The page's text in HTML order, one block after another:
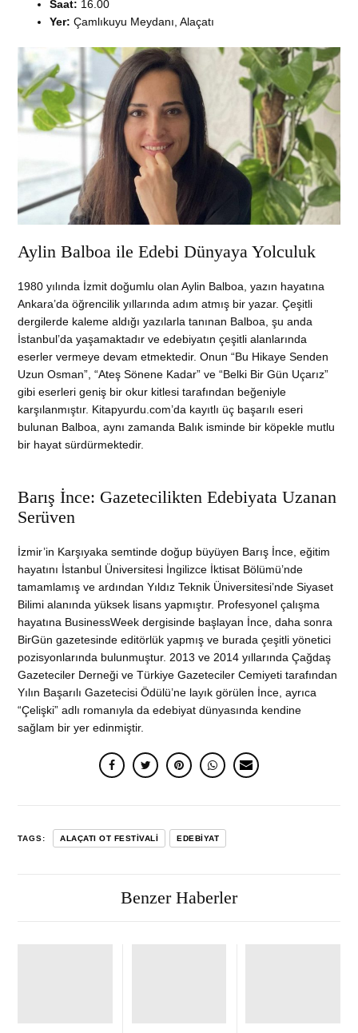
Saat: 16.00
Yer: Çamlıkuyu Meydanı, Alaçatı
Aylin Balboa ile Edebi Dünyaya Yolculuk
1980 yılında İzmit doğumlu olan Aylin Balboa, yazın hayatına
Ankara’da öğrencilik yıllarında adım atmış bir yazar. Çeşitli
dergilerde kaleme aldığı yazılarla tanınan Balboa, şu anda
İstanbul’da yaşamaktadır ve edebiyatın çeşitli alanlarında
eserler vermeye devam etmektedir. Onun “Bu Hikaye Senden
Uzun Osman”, “Ateş Sönene Kadar” ve “Belki Bir Gün Uçarız”
gibi eserleri geniş bir okur kitlesi tarafından beğeniyle
karşılanmıştır. Kitapyurdu.com’da kayıtlı üç başarılı eseri
bulunan Balboa, aynı zamanda Balık isminde bir köpekle mutlu
bir hayat sürdürmektedir.
Barış İnce: Gazetecilikten Edebiyata Uzanan
Serüven
İzmir’in Karşıyaka semtinde doğup büyüyen Barış İnce, eğitim
hayatını İstanbul Üniversitesi İngilizce İktisat Bölümü’nde
tamamlamış ve ardından Yıldız Teknik Üniversitesi’nde Siyaset
Bilimi alanında yüksek lisans yapmıştır. Profesyonel çalışma
hayatına BusinessWeek dergisinde başlayan İnce, daha sonra
BirGün gazetesinde editörlük yapmış ve burada çeşitli yönetici
pozisyonlarında bulunmuştur. 2013 ve 2014 yıllarında Çağdaş
Gazeteciler Derneği ve Türkiye Gazeteciler Cemiyeti tarafından
Yılın Başarılı Gazetecisi Ödülü’ne layık görülen İnce, ayrıca
“Çelişki” adlı romanıyla da edebiyat dünyasında kendine
sağlam bir yer edinmiştir.
TAGS: ALAÇATI OT FESTIVALI EDEBIYAT
Benzer Haberler